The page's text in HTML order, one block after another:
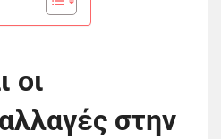
οι
στην